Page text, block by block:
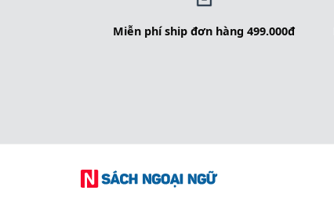
Miễn phí ship đơn hàng 499.000đ